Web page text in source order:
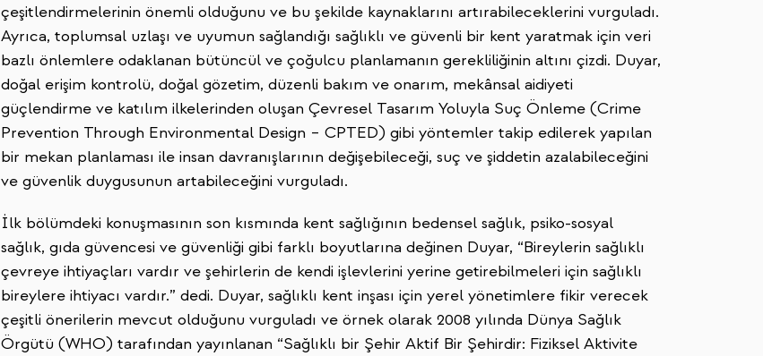
çeşitlendirmelerinin önemli olduğunu ve bu şekilde kaynaklarını artırabileceklerini vurguladı.
Ayrıca, toplumsal uzlaşı ve uyumun sağlandığı sağlıklı ve güvenli bir kent yaratmak için veri
bazlı önlemlere odaklanan bütüncül ve çoğulcu planlamanın gerekliliğinin altını çizdi. Duyar,
doğal erişim kontrolü, doğal gözetim, düzenli bakım ve onarım, mekânsal aidiyeti
güçlendirme ve katılım ilkelerinden oluşan Çevresel Tasarım Yoluyla Suç Önleme (Crime
Prevention Through Environmental Design – CPTED) gibi yöntemler takip edilerek yapılan
bir mekan planlaması ile insan davranışlarının değişebileceği, suç ve şiddetin azalabileceğini
ve güvenlik duygusunun artabileceğini vurguladı.
İlk bölümdeki konuşmasının son kısmında kent sağlığının bedensel sağlık, psiko-sosyal
sağlık, gıda güvencesi ve güvenliği gibi farklı boyutlarına değinen Duyar, “Bireylerin sağlıklı
çevreye ihtiyaçları vardır ve şehirlerin de kendi işlevlerini yerine getirebilmeleri için sağlıklı
bireylere ihtiyacı vardır.” dedi. Duyar, sağlıklı kent inşası için yerel yönetimlere fikir verecek
çeşitli önerilerin mevcut olduğunu vurguladı ve örnek olarak 2008 yılında Dünya Sağlık
Örgütü (WHO) tarafından yayınlanan “Sağlıklı bir Şehir Aktif Bir Şehirdir: Fiziksel Aktivite